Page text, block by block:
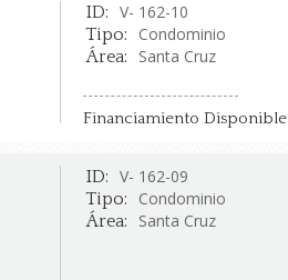
ID: V- 162-10
Tipo: Condominio
Área: Santa Cruz
Financiamiento Disponible
ID: V- 162-09
Tipo: Condominio
Área: Santa Cruz